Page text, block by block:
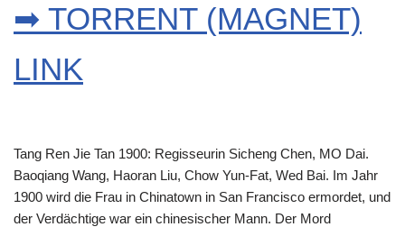
➡ TORRENT (MAGNET)
LINK
Tang Ren Jie Tan 1900: Regisseurin Sicheng Chen, MO Dai.
Baoqiang Wang, Haoran Liu, Chow Yun-Fat, Wed Bai. Im Jahr
1900 wird die Frau in Chinatown in San Francisco ermordet, und
der Verdächtige war ein chinesischer Mann. Der Mord